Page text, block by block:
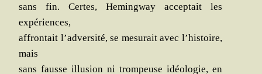
sans fin. Certes, Heming­way accep­tait les
expériences,
affron­tait l’adversité, se mesu­rait avec l’histoire,
mais
sans fausse illu­sion ni trom­peuse idéo­lo­gie, en